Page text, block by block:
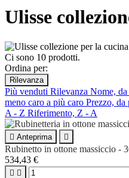
Ulisse
Ci sono 10 prodotti.
Ordina per:
Rilevanza
Più venduti Rilevanza Nome,
meno caro a più caro Prezzo, da
A - Z Riferimento, Z - A
 Anteprima 
Rubinetto in ottone massiccio -
534,43 €
 